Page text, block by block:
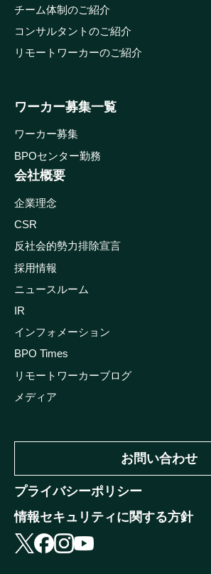
チーム体制のご紹介
コンサルタントのご紹介
リモートワーカーのご紹介
ワーカー募集一覧
ワーカー募集
BPOセンター勤務
会社概要
企業理念
CSR
反社会的勢力排除宣言
採用情報
ニュースルーム
IR
インフォメーション
BPO Times
リモートワーカーブログ
メディア
お問い合わせ
プライバシーポリシー
情報セキュリティに関する方針
X facebookinstagram